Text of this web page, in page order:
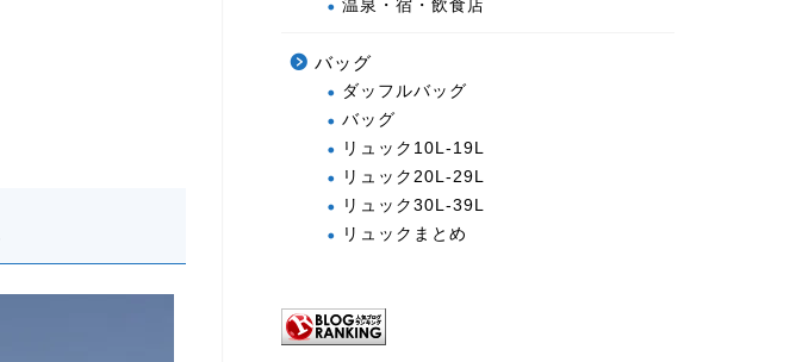
温泉・宿・飲食店
バッグ
ダッフルバッグ
バッグ
リュック10L-19L
リュック20L-29L
リュック30L-39L
リュックまとめ